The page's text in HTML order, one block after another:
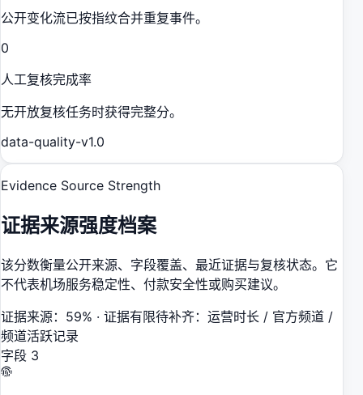
公开变化流已按指纹合并重复事件。
0
人工复核完成率
无开放复核任务时获得完整分。
data-quality-v1.0
Evidence Source Strength
证据来源强度档案
该分数衡量公开来源、字段覆盖、最近证据与复核状态。它
不代表机场服务稳定性、付款安全性或购买建议。
证据来源： 59% · 证据有限待补齐：运营时长 / 官方频道 /
频道活跃记录
字段 3